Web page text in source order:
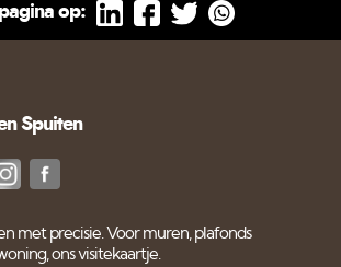
op:
Spuiten
met precisie. Voor muren, plafonds
ons visitekaartje.